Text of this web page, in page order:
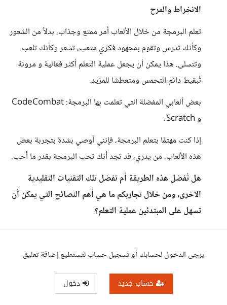
الانخراط والمرح
تعلم البرمجة من خلال الألعاب أمر ممتع وجذاب، بدلاً من الشعور
وكأنك تدرس وتقوم بمجهود فكري متعب، تشعر وكأنك تلعب
وتتسلى. هذا يمكن أن يجعل عملية التعلم أكثر فعالية و مرونة
تُبقيط دائم التحمس ومتعطشا للمزيد.
بعض ألعابي المفضلة التي تعلمت بها البرمجة: CodeCombat
و Scratch.
إذا كنت مهتمًا بتعلم البرمجة، فإنني أوصي بشدة بتجربة بعض
هذه الألعاب. من يدري، قد تجد أنك تحب البرمجة بقدر ما أحب.
هل تُفضل هذه الطريقة أم تفضل تلك التقنيات التقليدية
الآخرى، ومن خلال تجاربكم ما هي أهم النصائح التي يمكن أن
تسهل على المبتدئين عملية التعلم؟
يرجى الدخول لحسابك أو تسجيل حساب لتستطيع إضافة تعليق
حساب جديد دخول